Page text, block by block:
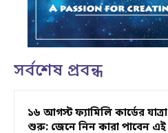
সর্বশেষ প্রবন্ধ
১৬ আগস্ট ফ্যামিলি কার্ডের যাত্রা
শুরু: জেনে নিন কারা পাবেন এই